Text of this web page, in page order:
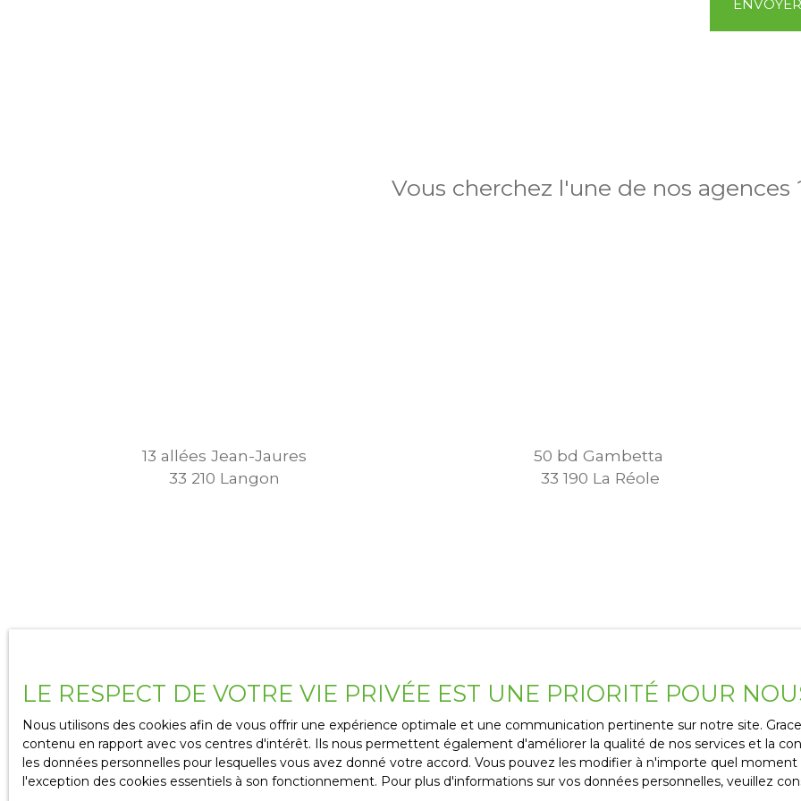
Vous cherchez l'une de nos agences
13 allées Jean-Jaures
33 210 Langon
50 bd Gambetta
33 190 La Réole
12 rue de Tauzia
33 124 Auros
14 route de Langon
33 210 Roaillan
LE RESPECT DE VOTRE VIE PRIVÉE EST UNE PRIORITÉ POUR
Nous utilisons des cookies afin de vous offrir une expérience optimale et une communication pertinente sur notre site.
contenu en rapport avec vos centres d'intérêt. Ils nous permettent également d'améliorer la qualité de nos services et la
les données personnelles pour lesquelles vous avez donné votre accord. Vous pouvez les modifier à n'importe quel moment
l'exception des cookies essentiels à son fonctionnement. Pour plus d'informations sur vos données personnelles, veuillez